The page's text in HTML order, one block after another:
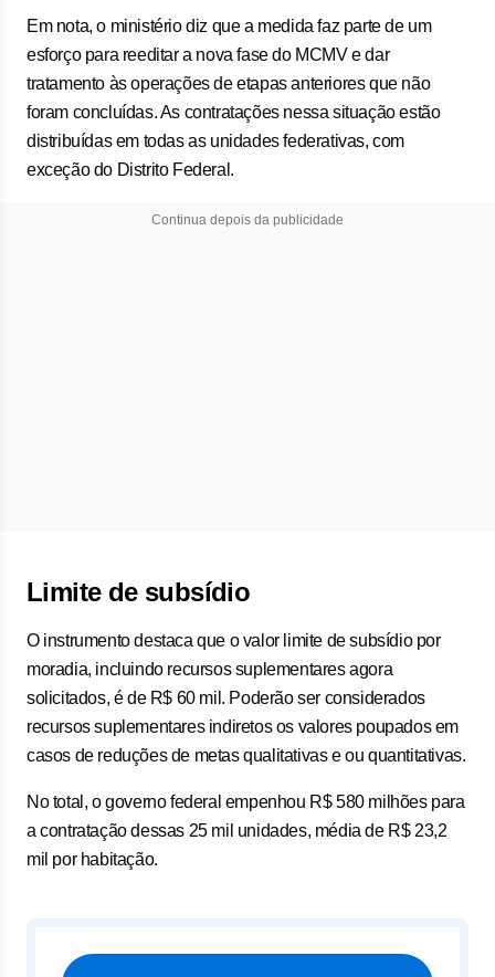
Em nota, o ministério diz que a medida faz parte de um
esforço para reeditar a nova fase do MCMV e dar
tratamento às operações de etapas anteriores que não
foram concluídas. As contratações nessa situação estão
distribuídas em todas as unidades federativas, com
exceção do Distrito Federal.
Continua depois da publicidade
Limite de subsídio
O instrumento destaca que o valor limite de subsídio por
moradia, incluindo recursos suplementares agora
solicitados, é de R$ 60 mil. Poderão ser considerados
recursos suplementares indiretos os valores poupados em
casos de reduções de metas qualitativas e ou quantitativas.
No total, o governo federal empenhou R$ 580 milhões para
a contratação dessas 25 mil unidades, média de R$ 23,2
mil por habitação.